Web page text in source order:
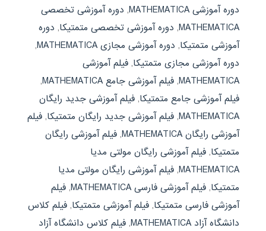
دوره آموزشی MATHEMATICA
, دوره آموزشی تخصصی
MATHEMATICA
, دوره آموزشی تخصصی متمتیکا, دوره
آموزشی متمتیکا, دوره آموزشی مجازی MATHEMATICA
,
دوره آموزشی مجازی متمتیکا, فیلم آموزشی
MATHEMATICA
, فیلم آموزشی جامع MATHEMATICA
,
فیلم آموزشی جامع متمتیکا, فیلم آموزشی جدید رایگان
MATHEMATICA
, فیلم آموزشی جدید رایگان متمتیکا, فیلم
آموزشی رایگان MATHEMATICA
, فیلم آموزشی رایگان
متمتیکا, فیلم آموزشی رایگان مولتی مدیا
MATHEMATICA
, فیلم آموزشی رایگان مولتی مدیا
متمتیکا, فیلم آموزشی فارسی MATHEMATICA , فیلم
آموزشی فارسی متمتیکا, فیلم آموزشی متمتیکا, فیلم کلاس
دانشگاه آزاد MATHEMATICA
, فیلم کلاس دانشگاه آزاد